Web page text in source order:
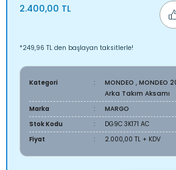
2.400,00 TL
*249,96 TL den başlayan taksitlerle!
Kategori MONDEO , MONDEO
Arka Takım Aksamı
Marka
MARGO
Stok Kodu
DG9C 3K171 AC
Fiyat
2.000,00 TL + KDV